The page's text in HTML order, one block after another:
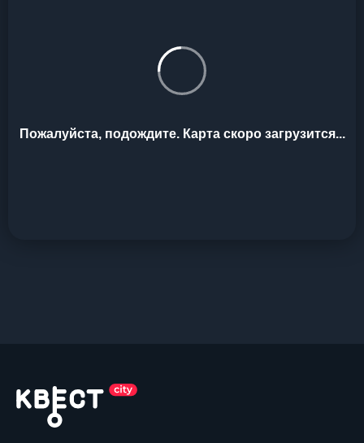
Пожалуйста, подождите. Карта скоро загрузится...